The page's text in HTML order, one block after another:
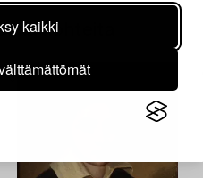
kaikkikohteita